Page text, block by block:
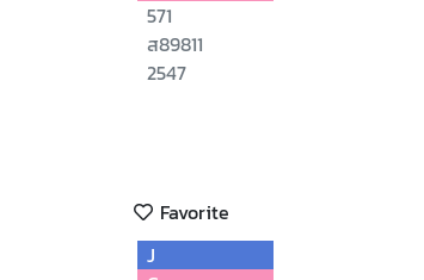
571
ส89811
2547
Favorite
J